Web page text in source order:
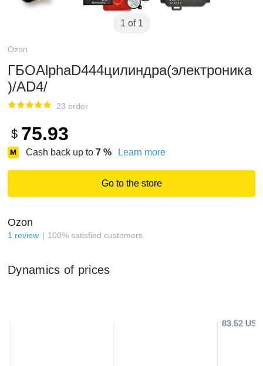
1 of 1
Ozon
ГБОAlphaD444цилиндра(электроника
)/AD4/
23 order
$ 75.93
Cash back up to 7 % Learn more
Go to the store
Ozon
1 review 100% satisfied customers
Dynamics of prices
83.52 USD